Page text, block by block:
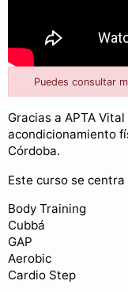
Puedes consultar
Gracias a APTA
acondicionamiento
Córdoba.
Este curso se
Body Training
Cubbá
GAP
Aerobic
Cardio Step